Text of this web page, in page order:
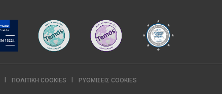
ΠΟΛΙΤΙΚΉ COOKIES ΡΥΘΜΊΣΕΙΣ COOKIES